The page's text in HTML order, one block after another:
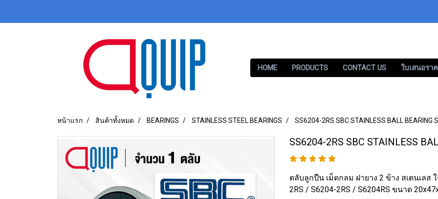
HOME PRODUCTS CONTACT US ใบเสนอรา
หน้าแรก สินค้าทั้งหมด BEARINGS STAINLESS STEEL BEARINGS SS6204-2RS SBC STAINLESS BALL BEARING
SS6204-2RS SBC STAINLESS
ตลับลูกปืน เม็ดกลม ฝายาง 2 ข้าง สเตนเลส
2RS / S6204-2RS / S6204RS ขนาด